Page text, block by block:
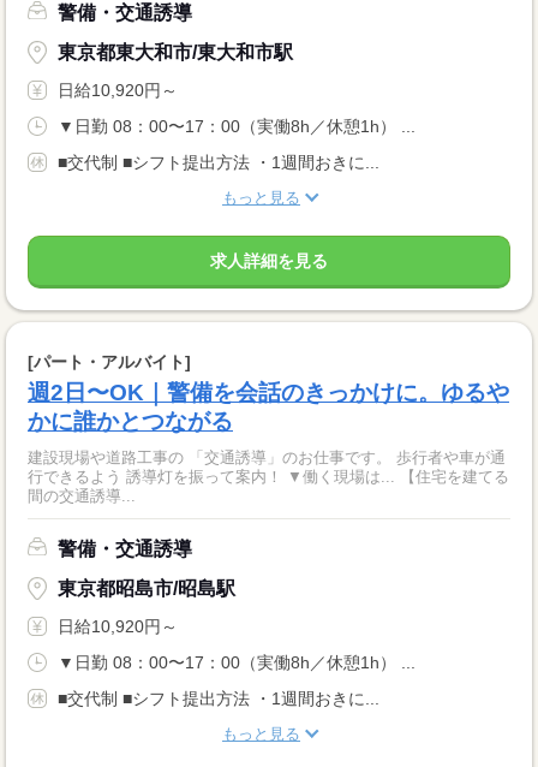
警備・交通誘導
東京都東大和市/東大和市駅
日給10,920円～
▼日勤 08：00〜17：00（実働8h／休憩1h） ...
■交代制 ■シフト提出方法 ・1週間おきに...
もっと見る
求人詳細を見る
[パート・アルバイト]
週2日〜OK｜警備を会話のきっかけに。ゆるや
かに誰かとつながる
建設現場や道路工事の 「交通誘導」のお仕事です。 歩行者や車が通
行できるよう 誘導灯を振って案内！ ▼働く現場は... 【住宅を建てる
間の交通誘導...
警備・交通誘導
東京都昭島市/昭島駅
日給10,920円～
▼日勤 08：00〜17：00（実働8h／休憩1h） ...
■交代制 ■シフト提出方法 ・1週間おきに...
もっと見る